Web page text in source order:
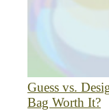
Guess vs.
Bag Worth It?